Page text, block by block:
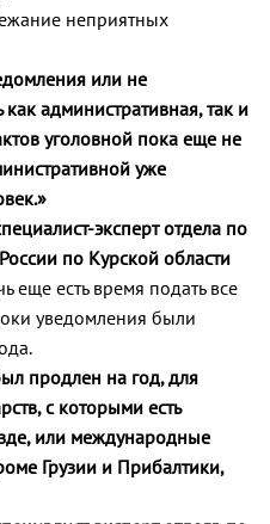
неприятных
или не
административная, так и
уголовной пока еще не
уже
эксперт отдела по
по Курской области
еще есть время подать все
уведомления были
продлен на год, для
с которыми есть
или международные
Грузии и Прибалтики,